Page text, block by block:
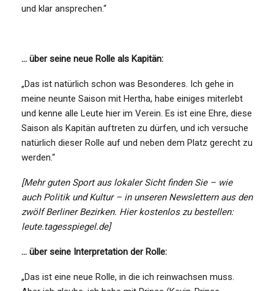
und klar ansprechen.“
… über seine neue Rolle als Kapitän:
„Das ist natürlich schon was Besonderes. Ich gehe in
meine neunte Saison mit Hertha, habe einiges miterlebt
und kenne alle Leute hier im Verein. Es ist eine Ehre, diese
Saison als Kapitän auftreten zu dürfen, und ich versuche
natürlich dieser Rolle auf und neben dem Platz gerecht zu
werden.“
[Mehr guten Sport aus lokaler Sicht finden Sie – wie
auch Politik und Kultur – in unseren Newslettern aus den
zwölf Berliner Bezirken. Hier kostenlos zu bestellen:
leute.tagesspiegel.de]
… über seine Interpretation der Rolle:
„Das ist eine neue Rolle, in die ich reinwachsen muss.